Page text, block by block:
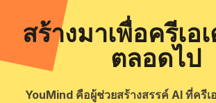
สร้างมาเพื่อครีเอ
ตลอดไป
YouMind คือผู้ช่วยสร้างสรรค์ AI ที่ครีเ